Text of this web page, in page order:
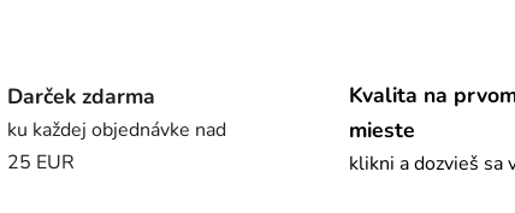
Darček zdarma
ku každej objednávke nad
25 EUR
Kvalita na
mieste
klikni a dozvieš sa